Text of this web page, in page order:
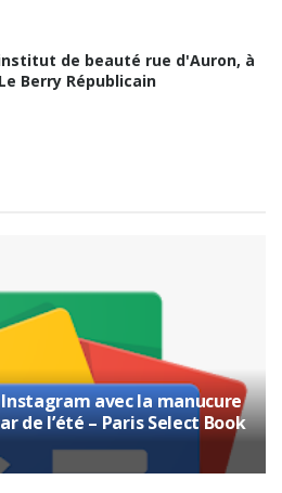
de beauté rue d'Auron, à
Berry Républicain
avec la manucure
de l’été – Paris Select Book